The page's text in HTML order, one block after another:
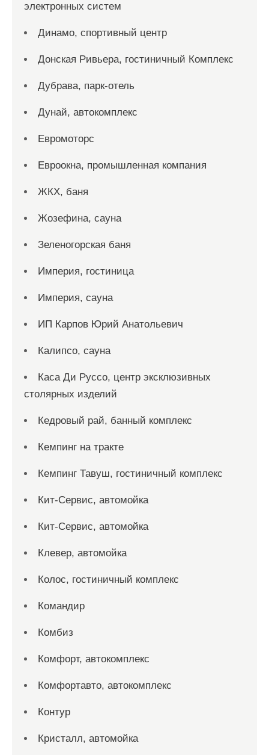
электронных систем
Динамо, спортивный центр
Донская Ривьера, гостиничный Комплекс
Дубрава, парк-отель
Дунай, автокомплекс
Евромоторс
Евроокна, промышленная компания
ЖКХ, баня
Жозефина, сауна
Зеленогорская баня
Империя, гостиница
Империя, сауна
ИП Карпов Юрий Анатольевич
Калипсо, сауна
Каса Ди Руссо, центр эксклюзивных
столярных изделий
Кедровый рай, банный комплекс
Кемпинг на тракте
Кемпинг Тавуш, гостиничный комплекс
Кит-Сервис, автомойка
Кит-Сервис, автомойка
Клевер, автомойка
Колос, гостиничный комплекс
Командир
Комбиз
Комфорт, автокомплекс
Комфортавто, автокомплекс
Контур
Кристалл, автомойка